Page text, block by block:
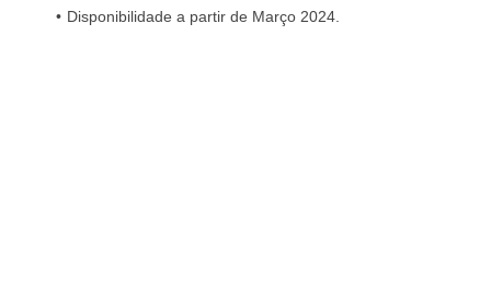
Disponibilidade a partir de Março 2024.